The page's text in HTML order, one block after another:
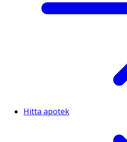
Hitta apotek